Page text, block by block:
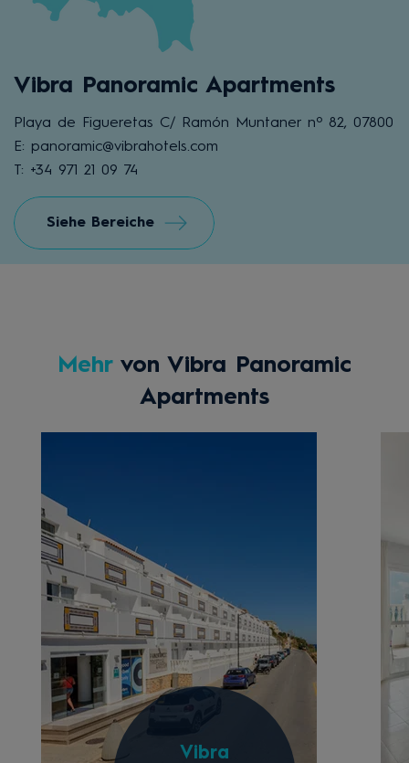
Vibra Panoramic Apartments
Playa de Figueretas C/ Ramón Muntaner nº 82, 07800
E: panoramic@vibrahotels.com
T: +34 971 21 09 74
Siehe Bereiche
Mehrvon Vibra Panoramic
Apartments
Vibra